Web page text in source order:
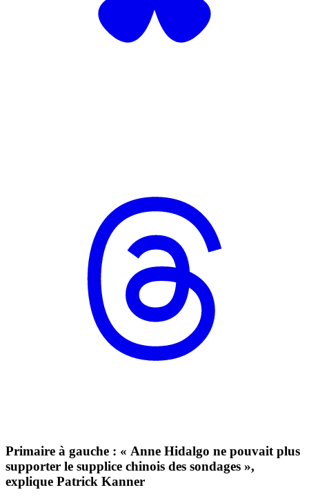
Primaire à gauche : « Anne Hidalgo ne pouvait plus
supporter le supplice chinois des sondages »,
explique Patrick Kanner